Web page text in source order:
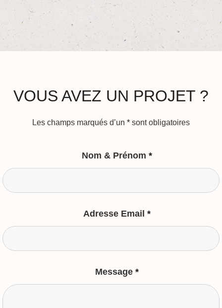
VOUS AVEZ UN PROJET ?
Les champs marqués d’un * sont obligatoires
Nom & Prénom *
Adresse Email *
Message *